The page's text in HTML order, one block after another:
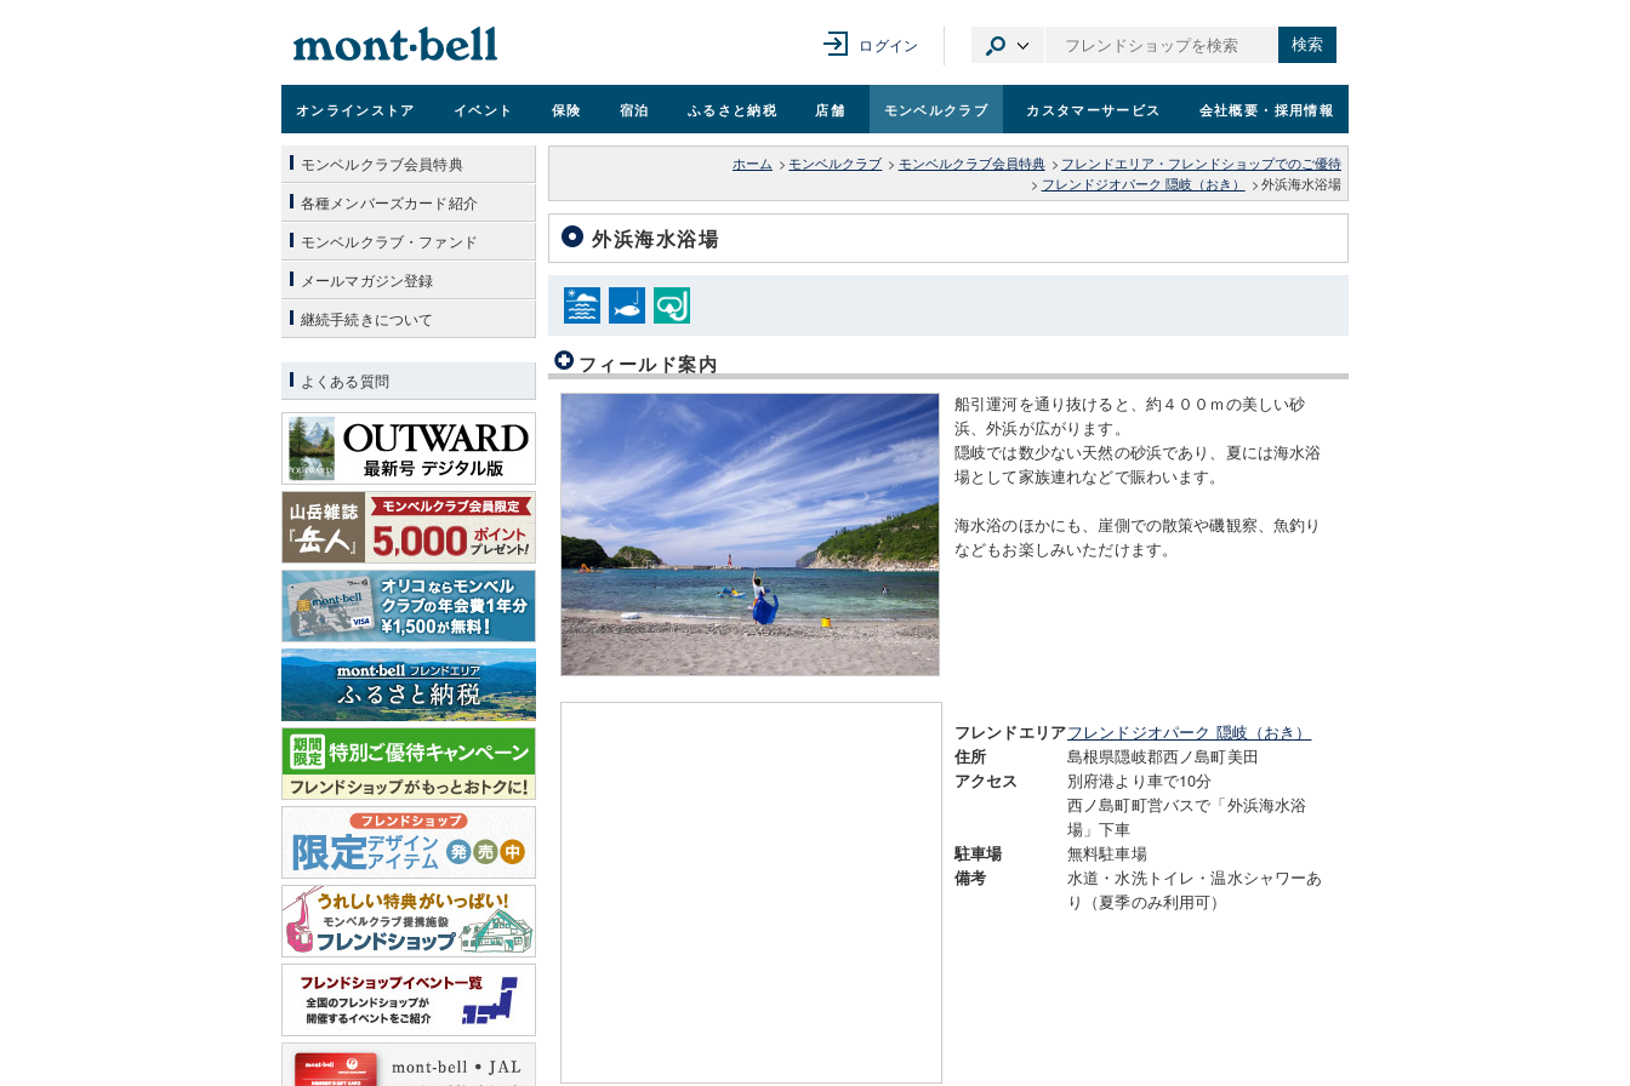
ログイン 検索
オンラインストア イベント 保険 宿泊 ふるさと納税 店舗 モンベルクラブ カスタマーサービス 会社概要 ・採用情報
ホーム > モンベルクラブ > モンベルクラブ会員特典 > フレンドエリア・フレンドショップでのご優待
> フレンドジオパーク 隠岐（おき） > 外浜海水浴場
外浜海水浴場
フィールド案内
船引運河を通り抜けると、約４００ｍの美しい砂
浜、外浜が広がります。
隠岐では数少ない天然の砂浜であり、夏には海水浴
場として家族連れなどで賑わいます。
海水浴のほかにも、崖側での散策や磯観察、魚釣り
などもお楽しみいただけます。
フレンドエリアフレンドジオパーク 隠岐（おき）
住所 島根県隠岐郡西ノ島町美田
アクセス
別府港より車で10分
西ノ島町町営バスで「外浜海水浴
場」下車
駐車場 無料駐車場
備考
水道・水洗トイレ・温水シャワーあ
り（夏季のみ利用可）
モンベルクラブ会員特典
各種メンバーズカード紹介
モンベルクラブ・ファンド
メールマガジン登録
継続手続きについて
よくある質問